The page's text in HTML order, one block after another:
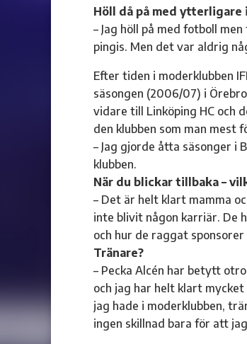
Höll då på med
– Jag höll på med fotboll
pingis. Men det var aldrig
Efter tiden i moderklubben
säsongen (2006/07) i
vidare till Linköping HC och
den klubben som man mest
– Jag gjorde åtta säsonger
klubben.
När du blickar tillbaka –
– Det är helt klart mamma
inte blivit någon karriär. De
och hur de raggat
Tränare?
– Pecka Alcén har betytt
och jag har helt klart
jag hade i moderklubben,
ingen skillnad bara för att